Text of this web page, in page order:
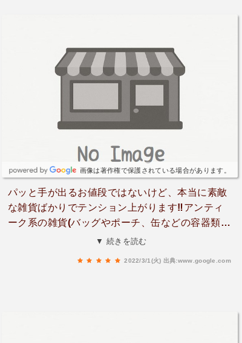
画像は著作権で保護されている場合があります。
パッと手が出るお値段ではないけど、本当に素敵
な雑貨ばかりでテンション上がります‼︎アンティ
ーク系の雑貨(バッグやポーチ、缶などの容器類、
食器類他)、絵画、アクセサリーなど…特にバッグ
▼ 続きを読む
2022/3/1(火) 出典:www.google.com